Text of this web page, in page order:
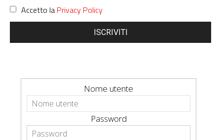
Accetto la Privacy Policy
ISCRIVITI
Nome utente
Password